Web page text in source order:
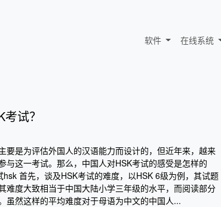
软件 在线系统
试？
要是为评估外国人的汉语能力而设计的，但近年来，越来
与这一考试。那么，中国人对HSK考试的感受是怎样的
首先，谈及HSK考试的难度，以HSK 6级为例，其试题
难度大致相当于中国大陆小学三年级的水平，而阅读部分
虽然这样的平均难度对于母语为中文的中国人...